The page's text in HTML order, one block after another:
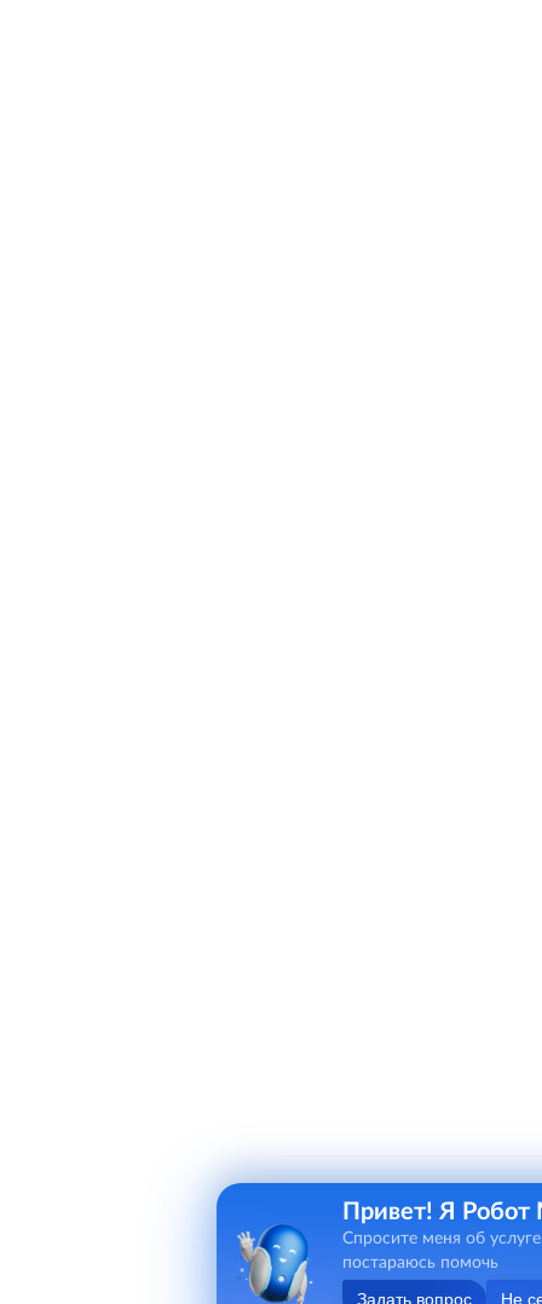
Привет! Я Робот
Спросите меня об
постараюсь помочь
Задать вопрос Не